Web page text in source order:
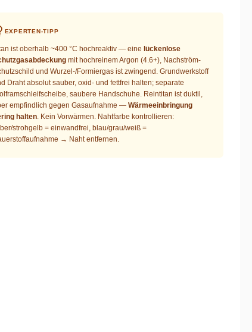
EXPERTEN-TIPP
ist oberhalb ~400 °C hochreaktiv — eine lückenlose
mit hochreinem Argon (4.6+), Nachström-
und Wurzel-/Formiergas ist zwingend. Grundwerkstoff
Draht absolut sauber, oxid- und fettfrei halten; separate
saubere Handschuhe. Reintitan ist duktil,
empfindlich gegen Gasaufnahme — Wärmeeinbringung
halten. Kein Vorwärmen. Nahtfarbe kontrollieren:
strohgelb = einwandfrei, blau/grau/weiß =
→ Naht entfernen.